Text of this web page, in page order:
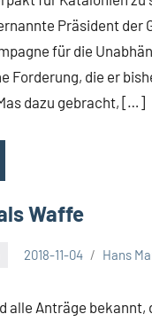
Präsident der
für die
Forderung, die er
dazu gebracht, […]
Waffe
2018-11-04 Hans
alle Anträge bekannt,